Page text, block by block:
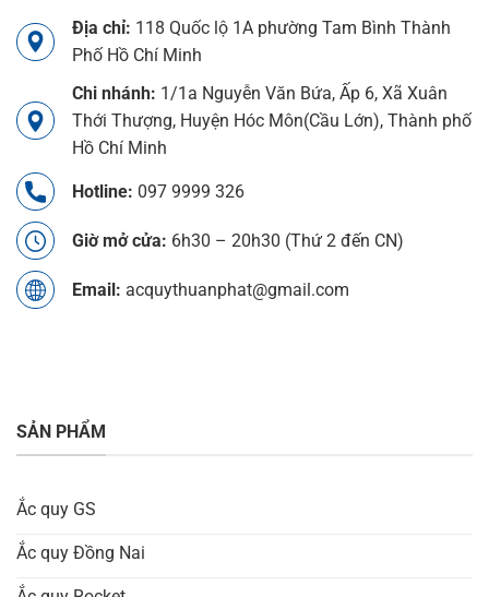
Địa chỉ: 118 Quốc lộ 1A phường Tam Bình Thành
Phố Hồ Chí Minh
Chi nhánh: 1/1a Nguyễn Văn Bứa, Ấp 6, Xã Xuân
Thới Thượng, Huyện Hóc Môn(Cầu Lớn), Thành phố
Hồ Chí Minh
Hotline: 097 9999 326
Giờ mở cửa: 6h30 – 20h30 (Thứ 2 đến CN)
Email: acquythuanphat@gmail.com
SẢN PHẨM
Ắc quy GS
Ắc quy Đồng Nai